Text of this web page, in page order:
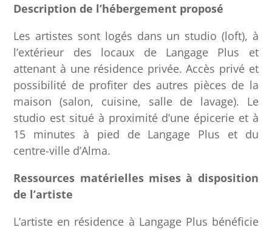
Description de l’hébergement proposé
Les artistes sont logés dans un studio (loft), à
l’extérieur des locaux de Langage Plus et
attenant à une résidence privée. Accès privé et
possibilité de profiter des autres pièces de la
maison (salon, cuisine, salle de lavage). Le
studio est situé à proximité d’une épicerie et à
15 minutes à pied de Langage Plus et du
centre-ville d’Alma.
Ressources matérielles mises à disposition
de l’artiste
L’artiste en résidence à Langage Plus bénéficie